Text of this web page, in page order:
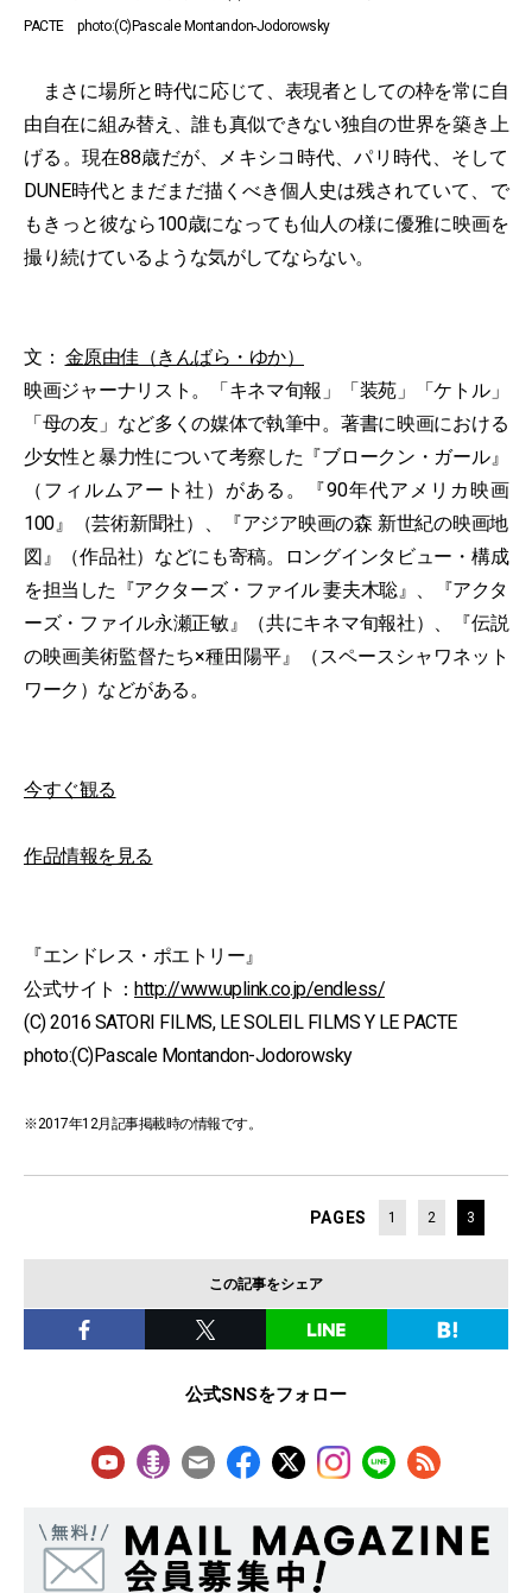
PACTE photo:(C)Pascale Montandon-Jodorowsky
まさに場所と時代に応じて、表現者としての枠を常に自
由自在に組み替え、誰も真似できない独自の世界を築き上
げる。現在88歳だが、メキシコ時代、パリ時代、そして
DUNE時代とまだまだ描くべき個人史は残されていて、で
もきっと彼なら100歳になっても仙人の様に優雅に映画を
撮り続けているような気がしてならない。
文： 金原由佳（きんばら・ゆか）
映画ジャーナリスト。「キネマ旬報」「装苑」「ケトル」
「母の友」など多くの媒体で執筆中。著書に映画における
少女性と暴力性について考察した『ブロークン・ガール』
（フィルムアート社）がある。『90年代アメリカ映画
100』（芸術新聞社）、『アジア映画の森 新世紀の映画地
図』（作品社）などにも寄稿。ロングインタビュー・構成
を担当した『アクターズ・ファイル 妻夫木聡』、『アクタ
ーズ・ファイル永瀬正敏』（共にキネマ旬報社）、『伝説
の映画美術監督たち×種田陽平』（スペースシャワネット
ワーク）などがある。
今すぐ観る
作品情報を見る
『エンドレス・ポエトリー』
公式サイト： http://www.uplink.co.jp/endless/
(C) 2016 SATORI FILMS, LE SOLEIL FILMS Y LE PACTE
photo:(C)Pascale Montandon-Jodorowsky
※2017年12月記事掲載時の情報です。
PAGES 1 2 3
この記事をシェア
公式SNSをフォロー